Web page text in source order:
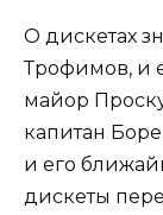
О дискетах
Трофимов, и
майор
капитан
и его
дискеты